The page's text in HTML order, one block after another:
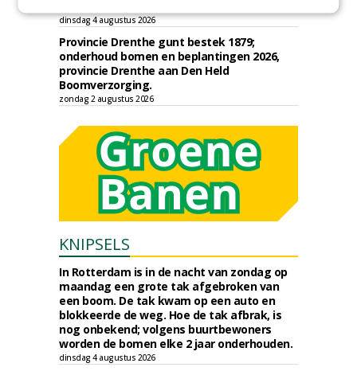
dinsdag 4 augustus 2026
Provincie Drenthe gunt bestek 1879;
onderhoud bomen en beplantingen 2026,
provincie Drenthe aan Den Held
Boomverzorging.
zondag 2 augustus 2026
KNIPSELS
In Rotterdam is in de nacht van zondag op
maandag een grote tak afgebroken van
een boom. De tak kwam op een auto en
blokkeerde de weg. Hoe de tak afbrak, is
nog onbekend; volgens buurtbewoners
worden de bomen elke 2 jaar onderhouden.
dinsdag 4 augustus 2026